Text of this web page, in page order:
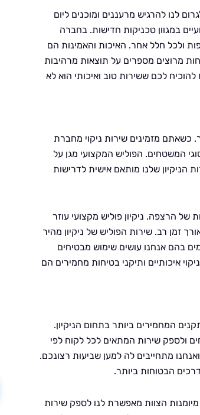
לנו להרגיש מרעננים ומוכנים ליום
במגוון טכניקות חדישות. בחברה
ולכל חלל אחר. האיכות והאמינות הם
מרוצים מספרים על תוצאות מרהיבות
לכם ששירות טוב ואיכותי הוא לא
כשאתם מזמינים שירות ניקוי מחברת
המשטחים. הפוליש המקצועי מגן על
שלנו מותאם אישית לדרישות
הרצפה. ניקיון פוליש מקצועי עוזר
זמן רב. שירות הפוליש של ניקיון מהיר
בהם אנחנו עושים שימוש מבטיחים
איכותיים ותיקני בטיחות מחמירים הם
המחמירים ביותר בתחום הניקיון.
ולספק שירות המתאים לכל לקוח לפי
מתחייבים לה למען שביעות רצונכם.
הבטוחות ביותר.
מיומנות הצוות מאפשרת לנו לספק שירות